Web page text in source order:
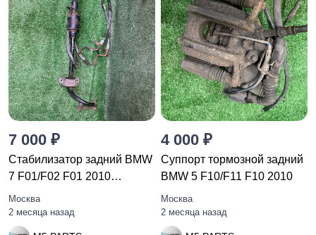
7 000 ₽
Стабилизатор задний BMW
7 F01/F02 F01 2010
6775187
Москва
2 месяца назад
4 000 ₽
Суппорт тормозной задний
BMW 5 F10/F11 F10 2010
Москва
2 месяца назад